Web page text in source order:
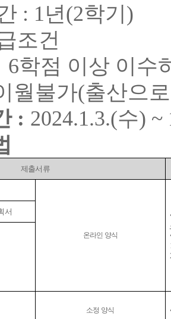
: 1년(2학기 )
조건
6학점 이상 이수
월불가(출산으
: 2024.1.3.(수) ~
제출서류
온라인 양식
서
소정 양식